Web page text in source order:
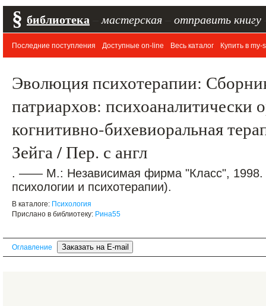
§ библиотека мастерская отправить книгу
Последние поступления Доступные on-line Весь каталог Купить в my-
Эволюция психотерапии:
патриархов: психоаналитически
когнитивно-бихевиоральная
Зейга / Пер. с англ
. —— М.: Независимая фирма "Класс",
психологии и психотерапии).
В каталоге: Психология
Прислано в библиотеку: Рина55
Оглавление